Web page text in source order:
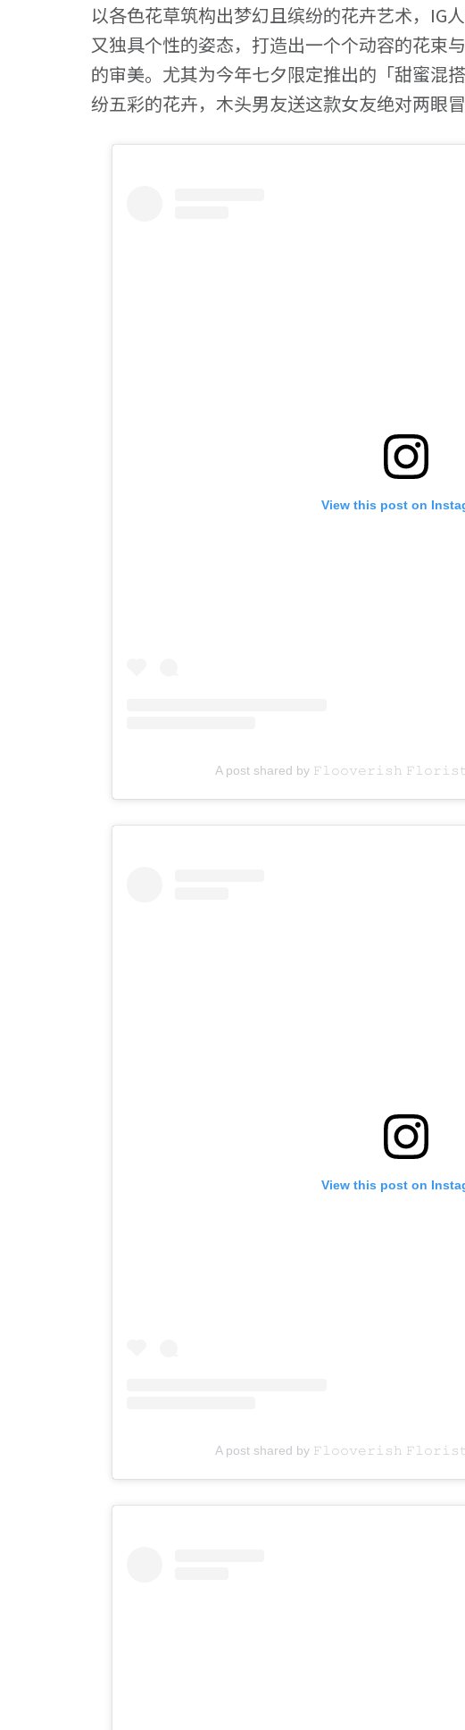
以各色花草筑构出梦幻且缤纷的花卉艺术，IG
又独具个性的姿态，打造出一个个动容的花束
的审美。尤其为今年七夕限定推出的「甜蜜混
纷五彩的花卉，木头男友送这款女友绝对两眼冒
View this post on
A post shared by 𝙵𝚕𝚘𝚘𝚟𝚎𝚛𝚒𝚜𝚑
View this post on
A post shared by 𝙵𝚕𝚘𝚘𝚟𝚎𝚛𝚒𝚜𝚑